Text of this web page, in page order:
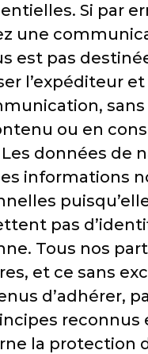
Si par
une
est pas
l’expéditeur
ou en
données de
informations
pas
Tous nos
et ce sans
d’adhérer,
reconnus
la protection